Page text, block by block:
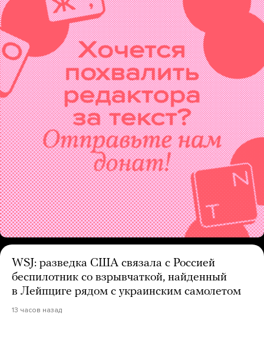
WSJ: разведка США связала с Россией
беспилотник со взрывчаткой, найденный
в Лейпциге рядом с украинским самолетом
13 часов назад